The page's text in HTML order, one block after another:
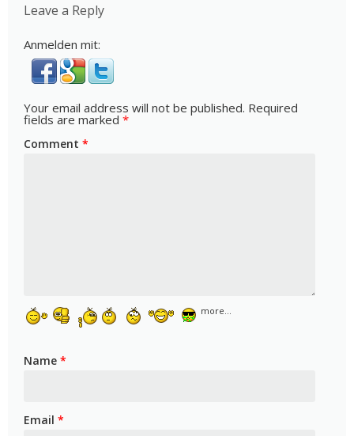
Leave a Reply
Anmelden mit:
Your email address will not be published. Required
fields are marked *
Comment *
more...
Name *
Email *